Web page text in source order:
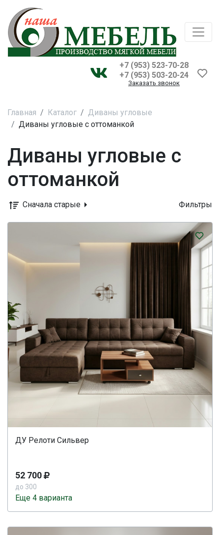
+7 (953) 523-70-28
+7 (953) 503-20-24
Заказать звонок
Главная Каталог
Диваны угловые
Диваны угловые с оттоманкой
Диваны угловые с
оттоманкой
Сначала старые Фильтры
ДУ Релоти Сильвер
52 700
до 300
Еще 4 варианта